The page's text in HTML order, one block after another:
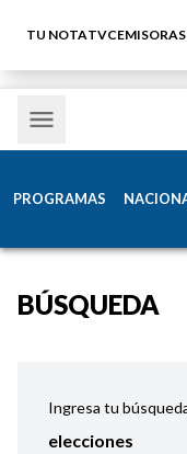
TU NOTATVC
PROGRAMAS
BÚSQUEDA
Ingresa tu